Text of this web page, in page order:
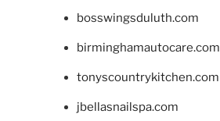
bosswingsduluth.com
birminghamautocare.com
tonyscountrykitchen.com
jbellasnailspa.com